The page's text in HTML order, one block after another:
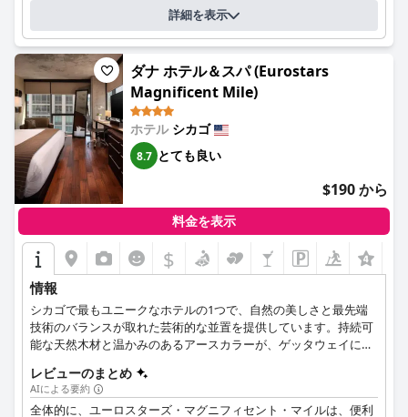
ちながら、現代的なアメニティを提供しています。ホテルには専
用駐車場はありませんが、バレーパーキングが利用可能です。た
だし、一部のゲストは高価だと感じており、近くには公共駐車場
もあります。全体として、
Staypineapple, An Iconic Hotel, The
Loopは、歴史的なシカゴでユニークな体験を求める方にとって、
考慮すべき選択肢です。
詳細を表示
ダナ ホテル＆スパ (Eurostars
Magnificent Mile)
ホテル シカゴ
8.7 とても良い
$190 から
料金を表示
$
情報
シカゴで最もユニークなホテルの1つで、自然の美しさと最先端
技術のバランスが取れた芸術的な並置を提供しています。持続可
能な天然木材と温かみのあるアースカラーが、ゲッタウェイに理
レビューのまとめ
AIによる要約
全体的に、ユーロスターズ・マグニフィセント・マイルは、便利